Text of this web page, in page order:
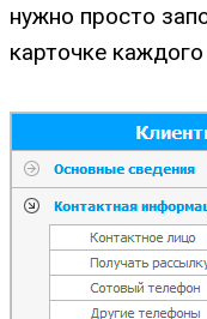
нужно просто
карточке